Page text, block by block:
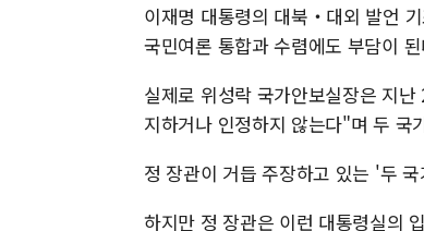
이재명 대통령의 대북‧대외 발언
국민여론 통합과 수렴에도 부담이
실제로 위성락 국가안보실장은 지
지하거나 인정하지 않는다"며 두 국
정 장관이 거듭 주장하고 있는 '두
하지만 정 장관은 이런 대통령실의